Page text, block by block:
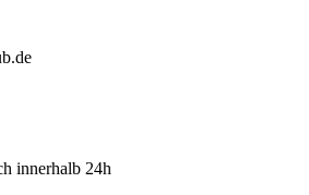
innerhalb 24h